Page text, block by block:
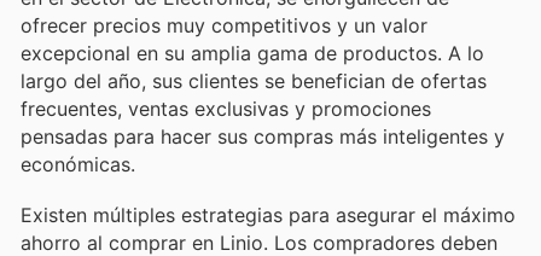
ofrecer precios muy competitivos y un valor
excepcional en su amplia gama de productos. A lo
largo del año, sus clientes se benefician de ofertas
frecuentes, ventas exclusivas y promociones
pensadas para hacer sus compras más inteligentes y
económicas.
Existen múltiples estrategias para asegurar el máximo
ahorro al comprar en Linio. Los compradores deben